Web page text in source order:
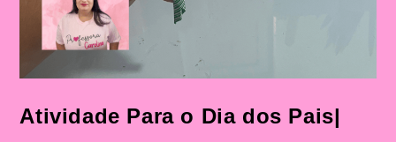
Atividade Para o Dia dos Pais|